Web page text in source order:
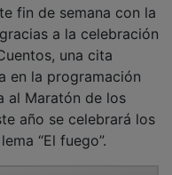
a la celebración
una cita
la programación
al Maratón de los
año se celebrará los
“El fuego”.